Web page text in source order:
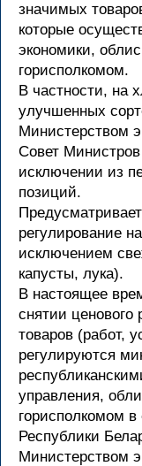
значимых
которые
экономики,
горисполкомом.
В частности, на
улучшенных
Министерством
Совет Министров
исключении из
позиций.
регулирование
исключением
капусты, лука).
В настоящее
снятии ценового
товаров (работ,
регулируются
управления,
горисполкомом в
Республики
Министерством